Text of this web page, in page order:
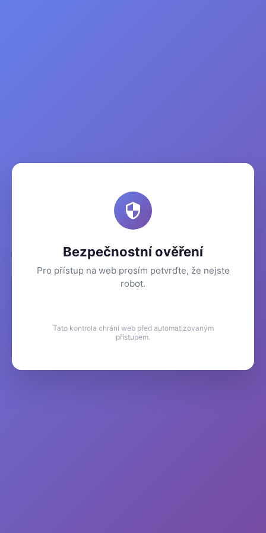
Bezpečnostní ověření
Pro přístup na web prosím potvrďte, že nejste
robot.
Tato kontrola chrání web před automatizovaným
přístupem.